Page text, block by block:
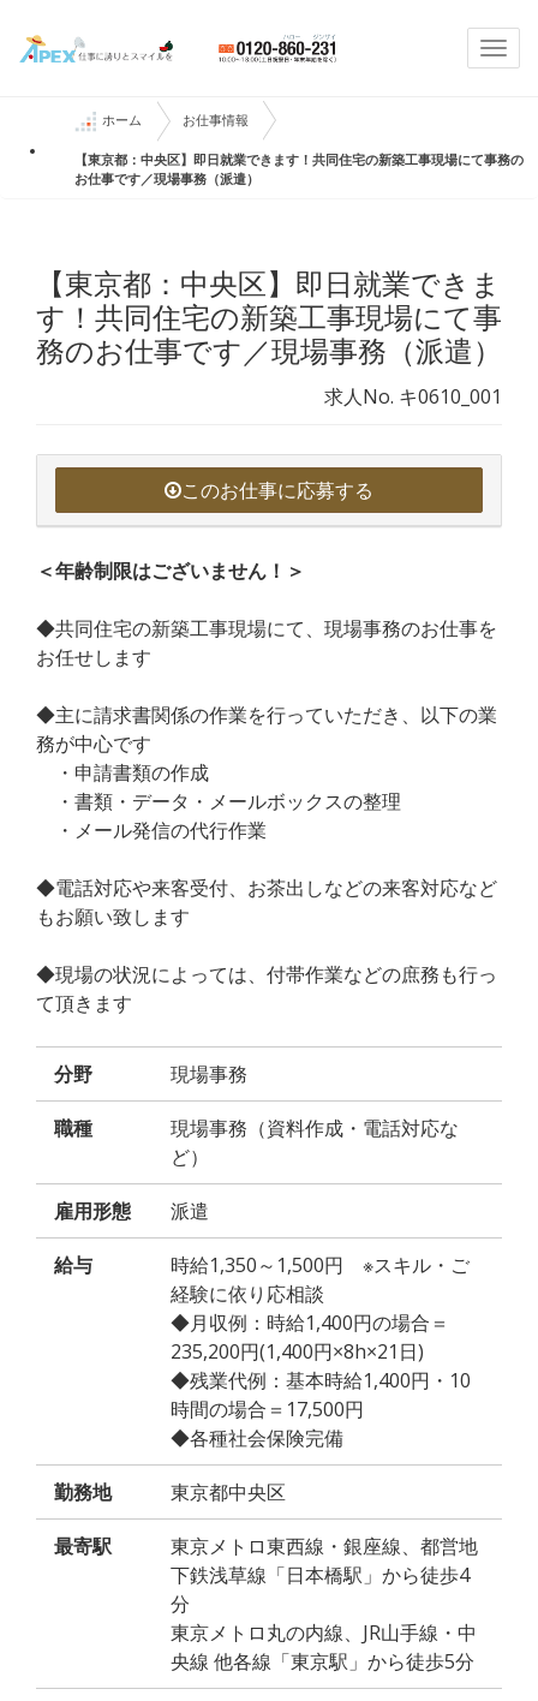
ホーム お仕事情報
【東京都：中央区】即日就業できます！共同住宅の新築工事現場にて事務の
お仕事です／現場事務（派遣）
【東京都：中央区】即日就業できま
す！共同住宅の新築工事現場にて事
務のお仕事です／現場事務（派遣）
求人No. キ0610_001
このお仕事に応募する
＜年齢制限はございません！＞
◆共同住宅の新築工事現場にて、現場事務のお仕事を
お任せします
◆主に請求書関係の作業を行っていただき、以下の業
務が中心です
・申請書類の作成
・書類・データ・メールボックスの整理
・メール発信の代行作業
◆電話対応や来客受付、お茶出しなどの来客対応など
もお願い致します
◆現場の状況によっては、付帯作業などの庶務も行っ
て頂きます
分野 現場事務
職種
現場事務（資料作成・電話対応な
ど）
雇用形態 派遣
給与
時給1,350～1,500円 ※スキル・ご
経験に依り応相談
◆月収例：時給1,400円の場合＝
235,200円(1,400円×8h×21日)
◆残業代例：基本時給1,400円・10
時間の場合＝17,500円
◆各種社会保険完備
勤務地 東京都中央区
最寄駅
東京メトロ東西線・銀座線、都営地
下鉄浅草線「日本橋駅」から徒歩4
分
東京メトロ丸の内線、JR山手線・中
央線 他各線「東京駅」から徒歩5分